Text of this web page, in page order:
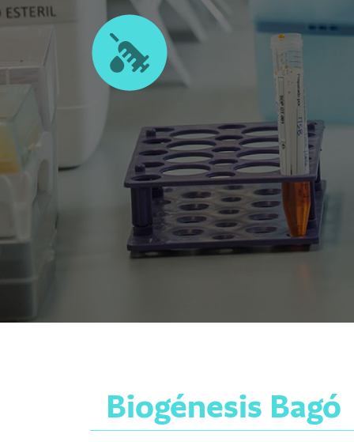
Biogénesis Bagó